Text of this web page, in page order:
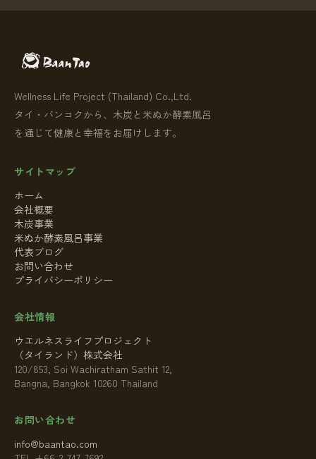
Wellness Life Project (Thailand) Co.,Ltd.
タイ・バンコクから、木炭と米ぬか酵素風呂
を通じて健康と幸福をお届けします。
サイトマップ
ホーム
会社概要
木炭事業
米ぬか酵素風呂事業
代表ブログ
お問い合わせ
プライバシーポリシー
会社情報
ウエルネスライフプロジェクト
（タイランド）株式会社
120/853, Soi Wachiratham Sathit 12,
Bangna, Bangkok 10260 Thailand
お問い合わせ
info@baantao.com